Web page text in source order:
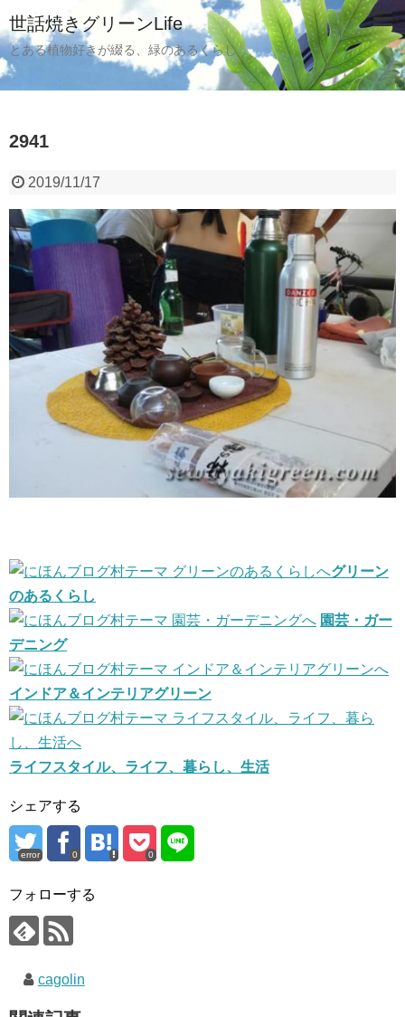
世話焼きグリーンLife
とある植物好きが綴る、緑のあるくらし
2941
2019/11/17
グリーン
のあるくらし
園芸・ガー
デニング
インドア＆インテリアグリーン
ライフスタイル、ライフ、暮らし、生活
シェアする
error 0 0
フォローする
cagolin